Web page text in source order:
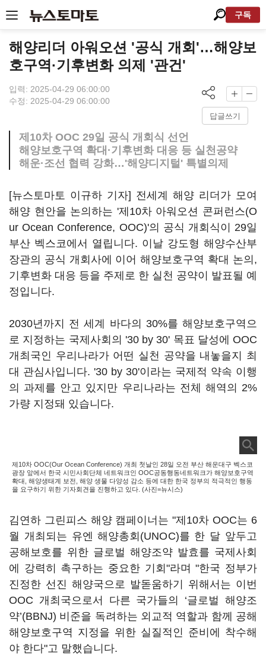
구독
해양리더 아워오션 '공식 개회'…해양보
호구역·기후변화 의제 '관건'
입력: 2025-04-29 06:00:00
수정: 2025-04-29 06:00:00
답글쓰기
제10차 OOC 29일 공식 개회식 선언
해양보호구역 확대·기후변화 대응 등 실천공약
해운·조선 협력 강화…'해양디지털' 특별의제
[뉴스토마토 이규하 기자] 전세계 해양 리더가 모여
해양 현안을 논의하는 '제10차 아워오션 콘퍼런스(O
ur Ocean Conference, OOC)'의 공식 개회식이 29일
부산 벡스코에서 열립니다. 이날 강도형 해양수산부
장관의 공식 개회사에 이어 해양보호구역 확대 논의,
기후변화 대응 등을 주제로 한 실천 공약이 발표될 예
정입니다.
2030년까지 전 세계 바다의 30%를 해양보호구역으
로 지정하는 국제사회의 '30 by 30' 목표 달성에 OOC
개최국인 우리나라가 어떤 실천 공약을 내놓을지 최
대 관심사입니다. '30 by 30'이라는 국제적 약속 이행
의 과제를 안고 있지만 우리나라는 전체 해역의 2%
가량 지정돼 있습니다.
제10차 OOC(Our Ocean Conference) 개최 첫날인 28일 오전 부산 해운대구 벡스코
광장 앞에서 한국 시민사회단체 네트워크인 OOC공동행동네트워크가 해양보호구역
확대, 해양생태계 보전, 해양 생물 다양성 감소 등에 대한 한국 정부의 적극적인 행동
을 요구하기 위한 기자회견을 진행하고 있다. (사진=뉴시스)
김연하 그린피스 해양 캠페이너는 "제10차 OOC는 6
월 개최되는 유엔 해양총회(UNOC)를 한 달 앞두고
공해보호를 위한 글로벌 해양조약 발효를 국제사회
에 강력히 촉구하는 중요한 기회"라며 "한국 정부가
진정한 선진 해양국으로 발돋움하기 위해서는 이번
OOC 개최국으로서 다른 국가들의 ‘글로벌 해양조
약’(BBNJ) 비준을 독려하는 외교적 역할과 함께 공해
해양보호구역 지정을 위한 실질적인 준비에 착수해
야 한다"고 말했습니다.